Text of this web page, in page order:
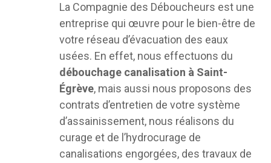
La Compagnie des Déboucheurs est une
entreprise qui œuvre pour le bien-être de
votre réseau d’évacuation des eaux
usées. En effet, nous effectuons du
débouchage canalisation à Saint-
Égrève, mais aussi nous proposons des
contrats d’entretien de votre système
d’assainissement, nous réalisons du
curage et de l’hydrocurage de
canalisations engorgées, des travaux de